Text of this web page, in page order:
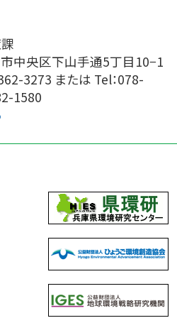
中央区下山手通5丁目10−1
3273 または Tel：078-
1580